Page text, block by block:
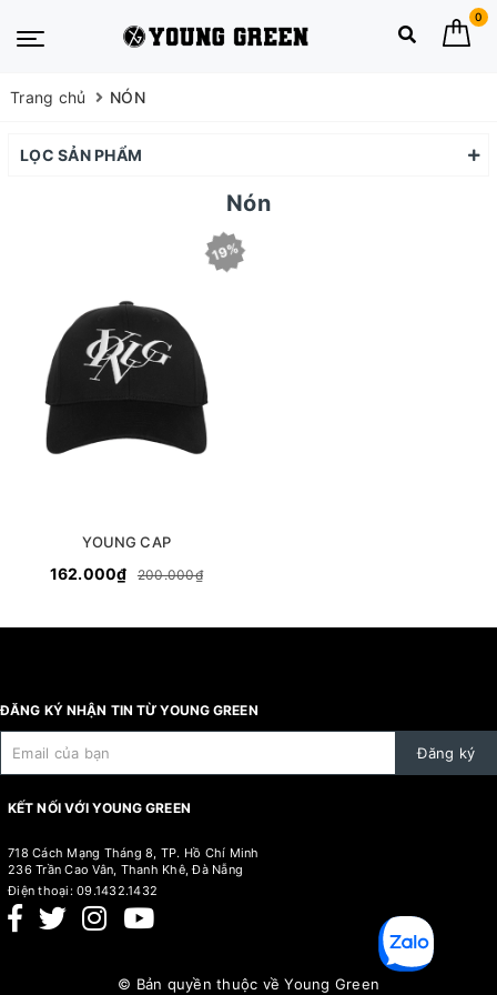
0
Trang chủ NÓN
LỌC SẢN PHẨM
Nón
19%
YOUNG CAP
162.000₫ 200.000₫
ĐĂNG KÝ NHẬN TIN TỪ YOUNG GREEN
Đăng ký
KẾT NỐI VỚI YOUNG GREEN
718 Cách Mạng Tháng 8, TP. Hồ Chí Minh
236 Trần Cao Vân, Thanh Khê, Đà Nẵng
Điện thoại: 09.1432.1432
© Bản quyền thuộc vềYoung Green